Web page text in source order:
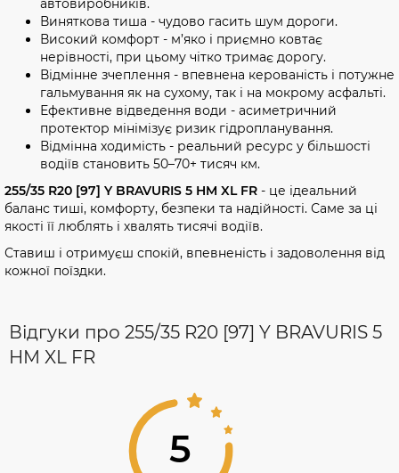
автовиробників.
Виняткова тиша - чудово гасить шум дороги.
Високий комфорт - м’яко і приємно ковтає
нерівності, при цьому чітко тримає дорогу.
Відмінне зчеплення - впевнена керованість і потужне
гальмування як на сухому, так і на мокрому асфальті.
Ефективне відведення води - асиметричний
протектор мінімізує ризик гідропланування.
Відмінна ходимість - реальний ресурс у більшості
водіїв становить 50–70+ тисяч км.
255/35 R20 [97] Y BRAVURIS 5 HM XL FR - це ідеальний
баланс тиші, комфорту, безпеки та надійності. Саме за ці
якості її люблять і хвалять тисячі водіїв.
Ставиш і отримуєш спокій, впевненість і задоволення від
кожної поїздки.
Відгуки про 255/35 R20 [97] Y BRAVURIS 5
HM XL FR
5